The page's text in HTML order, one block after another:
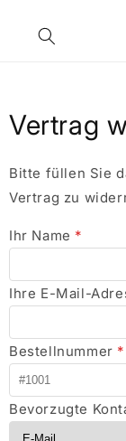
content
Vertrag
Bitte füllen Sie
Vertrag zu
Ihr Name *
Ihre E-Mail-
Bestellnummer *
Bevorzugte